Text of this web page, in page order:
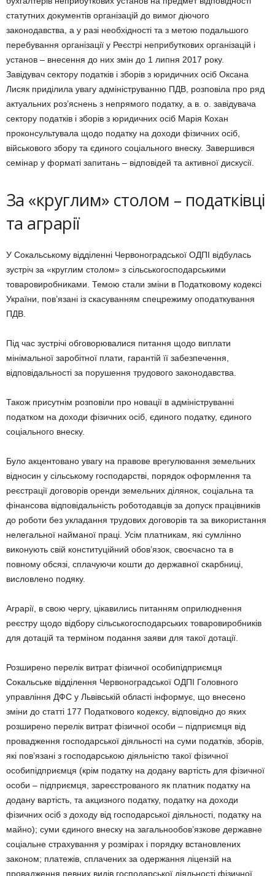
статутних документів організацій до вимог діючого
законодавства, а у разі необхідності та з метою подальшого
перебування організації у Реєстрі неприбуткових організацій і
установ – внесення до них змін до 1 липня 2017 року.
Завідувач сектору податків і зборів з юридичних осіб Оксана
Лисяк приділила увагу адмініструванню ПДВ, розповіла про ряд
актуальних роз’яснень з непрямого податку, а в. о. завідувача
сектору податків і зборів з юридичних осіб Марія Кохан
проконсультувала щодо податку на доходи фізичних осіб,
військового збору та єдиного соціального внеску. Завершився
семінаp у форматі запитань – відповідей та активної дискусії.
За «круглим» столом – податківці
та аграрії
У Сокальському відділенні Червоноградської ОДПІ відбулась
зустріч за «круглим столом» з сільськогосподарськими
товаровиробниками. Темою стали зміни в Податковому кодексі
України, пов’язані із скасуванням спецрежиму оподаткування
ПДВ.
Під час зустрічі обговорювалися питання щодо виплати
мінімальної заробітної плати, гарантій її забезпечення,
відповідальності за порушення трудового законодавства.
Також присутнім розповіли про новації в адмініструванні
податком на доходи фізичних осіб, єдиного податку, єдиного
соціального внеску.
Було акцентовано увагу на правове врегулювання земельних
відносин у сільському господарстві, порядок оформлення та
реєстрації договорів оренди земельних ділянок, соціальна та
фінансова відповідальність роботодавців за допуск працівників
до роботи без укладання трудових договорів та за використання
нелегальної найманої праці. Усім платникам, які сумлінно
виконують свій конституційний обов’язок, своєчасно та в
повному обсязі, сплачуючи кошти до державної скарбниці,
висловлено подяку.
Аграрії, в свою чергу, цікавились питанням оприлюднення
реєстру щодо відбору сільськогосподарських товаровиробників
для дотацій та терміном подання заяви для такої дотації.
Розширено перелік витрат фізичної особипідприємця
Cокальське відділення Червоноградської ОДПІ Головного
управління ДФС у Львівській області інформує, що внесено
зміни до статті 177 Податкового кодексу, відповідно до яких
розширено перелік витрат фізичної особи – підприємця від
провадження господарської діяльності на суми податків, зборів,
які пов’язані з господарською діяльністю такої фізичної
особипідприємця (крім податку на додану вартість для фізичної
особи – підприємця, зареєстрованого як платник податку на
додану вартість, та акцизного податку, податку на доходи
фізичних осіб з доходу від господарської діяльності, податку на
майно); суми єдиного внеску на загальнообов’язкове державне
соціальне страхування у розмірах і порядку встановлених
законом; платежів, сплачених за одержання ліцензій на
провадження певних видів господарської діяльності фізичної